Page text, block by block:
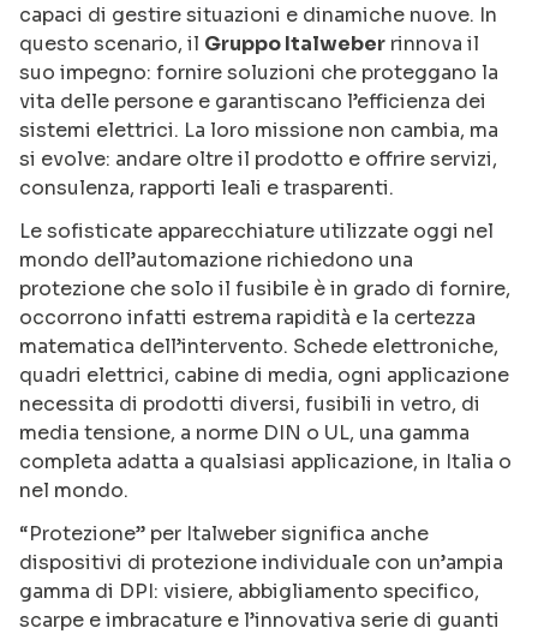
capaci di gestire situazioni e dinamiche nuove. In
questo scenario, il Gruppo Italweber rinnova il
suo impegno: fornire soluzioni che proteggano la
vita delle persone e garantiscano l’efficienza dei
sistemi elettrici. La loro missione non cambia, ma
si evolve: andare oltre il prodotto e offrire servizi,
consulenza, rapporti leali e trasparenti.
Le sofisticate apparecchiature utilizzate oggi nel
mondo dell’automazione richiedono una
protezione che solo il fusibile è in grado di fornire,
occorrono infatti estrema rapidità e la certezza
matematica dell’intervento. Schede elettroniche,
quadri elettrici, cabine di media, ogni applicazione
necessita di prodotti diversi, fusibili in vetro, di
media tensione, a norme DIN o UL, una gamma
completa adatta a qualsiasi applicazione, in Italia o
nel mondo.
“Protezione” per Italweber significa anche
dispositivi di protezione individuale con un’ampia
gamma di DPI: visiere, abbigliamento specifico,
scarpe e imbracature e l’innovativa serie di guanti